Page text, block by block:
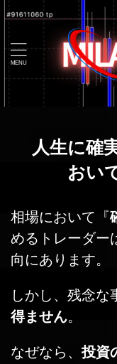
人生に確
おい
相場において『
めるトレーダー
向にあります。
しかし、残念な
得ません。
なぜなら、 投資